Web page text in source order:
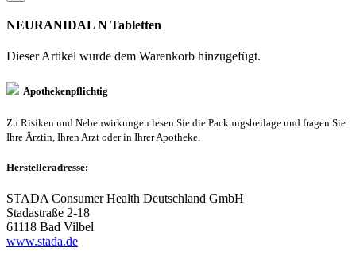
NEURANIDAL N Tabletten
Dieser Artikel wurde dem Warenkorb hinzugefügt.
Apothekenpflichtig
Zu Risiken und Nebenwirkungen lesen Sie die Packungsbeilage und fragen Sie
Ihre Ärztin, Ihren Arzt oder in Ihrer Apotheke.
Herstelleradresse:
STADA Consumer Health Deutschland GmbH
Stadastraße 2-18
61118 Bad Vilbel
www.stada.de